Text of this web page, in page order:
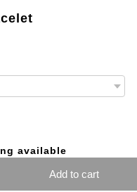
available
Add to cart